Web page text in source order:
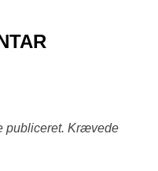
publiceret. Krævede